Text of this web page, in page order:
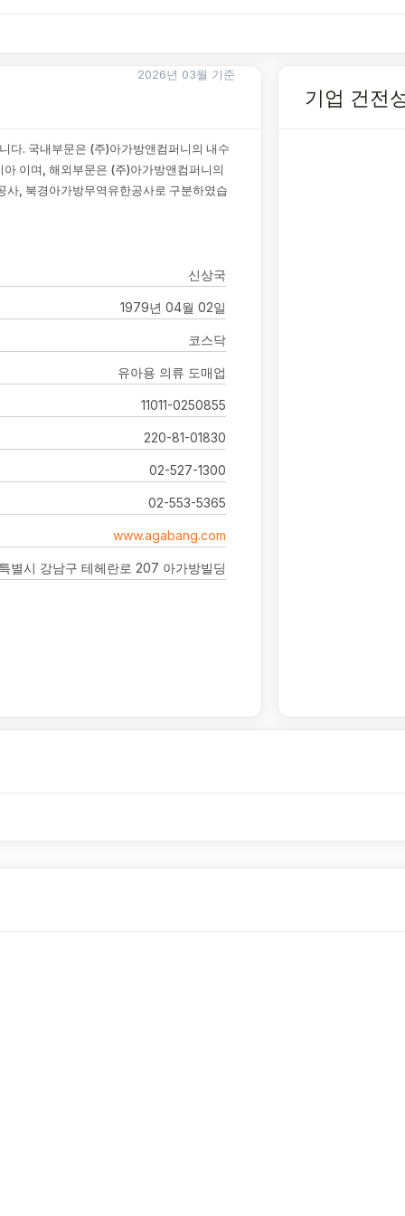
2026년 03월 기준
다. 국내부문은 (주)아가방앤컴퍼니의 내수
이며, 해외부문은 (주)아가방앤컴퍼니의
사, 북경아가방무역유한공사로 구분하였습
신상국
1979년 04월 02일
코스닥
유아용 의류 도매업
11011-0250855
220-81-01830
02-527-1300
02-553-5365
www.agabang.com
별시 강남구 테헤란로 207 아가방빌딩
기업 건전